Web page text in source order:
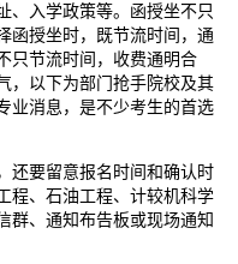
入学政策等。函授坐不只
函授坐时，既节流时间，通
只节流时间，收费通明合
，以下为部门抢手院校及其
业消息，是不少考生的首选
要留意报名时间和确认时
程、石油工程、计较机科学
群、通知布告板或现场通知